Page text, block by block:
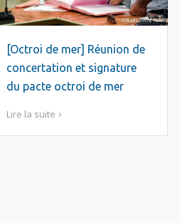
[Octroi de mer] Réunion de
concertation et signature
du pacte octroi de mer
Lire la suite